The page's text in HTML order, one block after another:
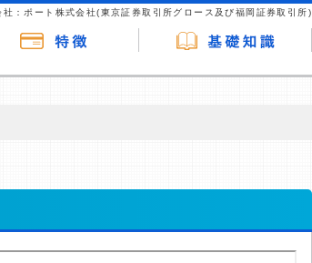
社：ポート株式会社(東京証券取引所グロース及び福岡証券取引所)